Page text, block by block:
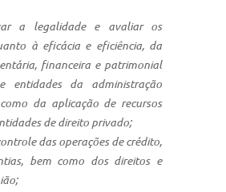
a legalidade e avaliar os
à eficácia e eficiência, da
financeira e patrimonial
entidades da administração
da aplicação de recursos
de direito privado;
das operações de crédito,
bem como dos direitos e